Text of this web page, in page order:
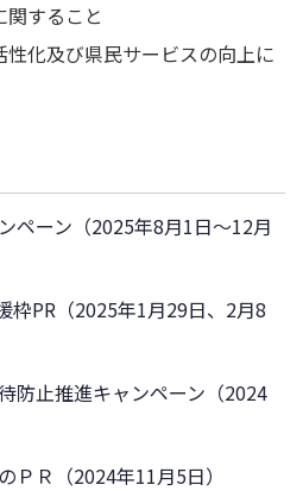
関すること
性化及び県民サービスの向上に
ペーン（2025年8月1日～12月
枠PR（2025年1月29日、2月8
防止推進キャンペーン（2024
ＰＲ（2024年11月5日）